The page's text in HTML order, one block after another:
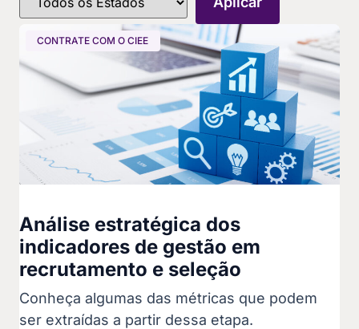
CONTRATE COM O CIEE
Análise estratégica dos
indicadores de gestão em
recrutamento e seleção
Conheça algumas das métricas que podem
ser extraídas a partir dessa etapa.